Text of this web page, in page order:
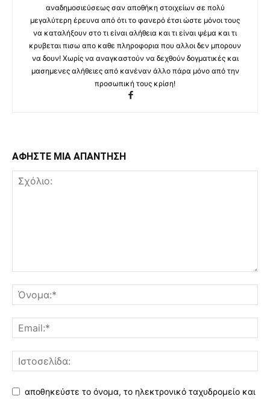
αναδημοσιεύσεως σαν αποθήκη στοιχείων σε πολύ
μεγαλύτερη έρευνα από ότι το φανερό έτσι ώστε μόνοι τους
να καταλήξουν στο τι είναι αλήθεια και τι είναι ψέμα και τι
κρυβεται πισω απο καθε πληροφορια που αλλοι δεν μπορουν
να δουν! Χωρίς να αναγκαστούν να δεχθούν δογματικές και
μασημενες αλήθειες από κανέναν άλλο πάρα μόνο από την
προσωπική τους κρίση!
ΑΦΗΣΤΕ ΜΙΑ ΑΠΑΝΤΗΣΗ
αποθηκεύστε το όνομα, το ηλεκτρονικό ταχυδρομείο και